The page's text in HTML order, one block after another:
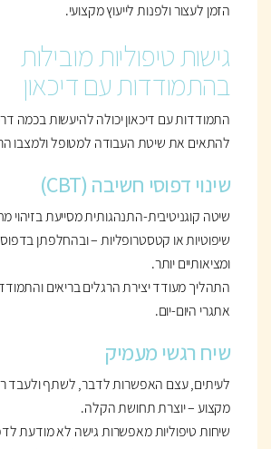
הזמן לעצור ולפנות לייעוץ מקצועי.
גישות טיפוליות מובילות
בהתמודדות עם דיכאון
התמודדות עם דיכאון יכולה להיעשות בכמה
להתאים את שיטת העבודה למטופל ולמצבו
שינוי דפוסי חשיבה (CBT)
שיטה קוגניטיבית-התנהגותית מסייעת בזיהוי
שיפוטיות או קטסטרופליות – ובהחלפתן
ומציאותיים יותר.
התהליך מעודד יצירת הרגלים בריאים
אתגרי היום-יום.
שיח רגשי מעמיק
לעיתים, עצם האפשרות לדבר, לשתף ולעבד
מקצוע – יוצרת תחושת הקלה.
שיחות טיפוליות מאפשרות גישה לא מודעת